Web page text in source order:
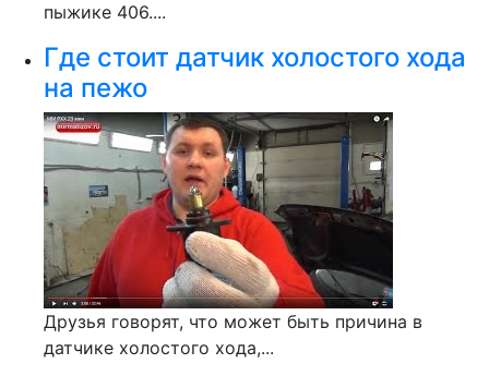
пыжике 406....
Где стоит датчик холостого хода
на пежо
Друзья говорят, что может быть причина в
датчике холостого хода,...